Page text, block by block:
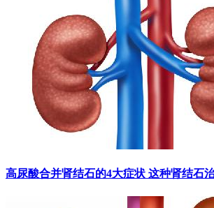
高尿酸合并肾结石的4大症状 这种肾结石